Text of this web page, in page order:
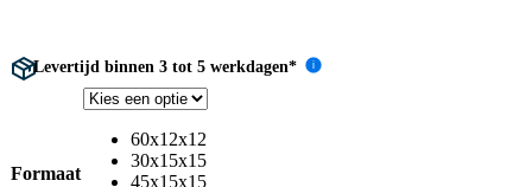
Levertijd binnen 3 tot 5 werkdagen* i
Formaat
60x12x12
30x15x15
45x15x15